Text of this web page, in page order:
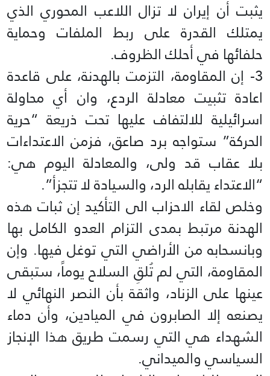
يثبت أن إيران لا تزال اللاعب المحوري الذي
يمتلك القدرة على ربط الملفات وحماية
حلفائها في أحلك الظروف.
3- إن المقاومة، التزمت بالهدنة، على قاعدة
اعادة تثبيت معادلة الردع، وان أي محاولة
اسرائيلية للالتفاف عليها تحت ذريعة “حرية
الحركة” ستواجه برد صاعق، فزمن الاعتداءات
بلا عقاب قد ولى، والمعادلة اليوم هي:
“الاعتداء يقابله الرد، والسيادة لا تتجزأ”.
وخلص لقاء الاحزاب الى التأكيد إن ثبات هذه
الهدنة مرتبط بمدى التزام العدو الكامل بها
وبانسحابه من الأراضي التي توغل فيها. وإن
المقاومة، التي لم تُلقِ السلاح يوماً، ستبقى
عينها على الزناد، واثقة بأن النصر النهائي لا
يصنعه إلا الصابرون في الميادين، وأن دماء
الشهداء هي التي رسمت طريق هذا الإنجاز
السياسي والميداني.